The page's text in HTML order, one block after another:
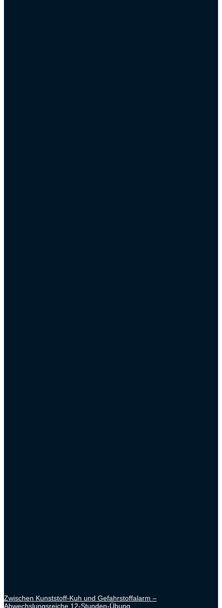
Zwischen Kunststoff-Kuh und Gefahrstoffalarm –
Abwechslungsreiche 12-Stunden-Übung